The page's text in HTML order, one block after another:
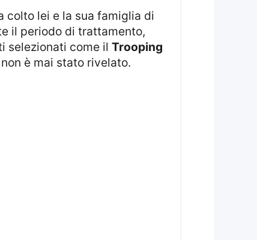
colto lei e la sua famiglia di
il periodo di trattamento,
selezionati come il Trooping
è mai stato rivelato.